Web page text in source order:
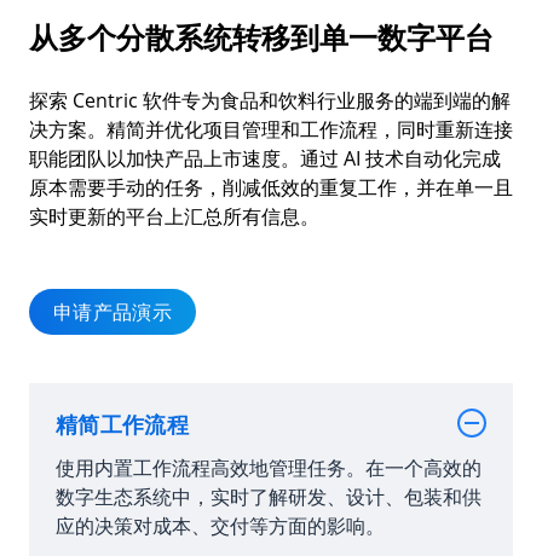
从多个分散系统转移到单一数字平台
探索 Centric 软件专为食品和饮料行业服务的端到端的解
决方案。精简并优化项目管理和工作流程，同时重新连接
职能团队以加快产品上市速度。通过 AI 技术自动化完成
原本需要手动的任务，削减低效的重复工作，并在单一且
实时更新的平台上汇总所有信息。
申请产品演示
精简工作流程
使用内置工作流程高效地管理任务。在一个高效的
数字生态系统中，实时了解研发、设计、包装和供
应的决策对成本、交付等方面的影响。